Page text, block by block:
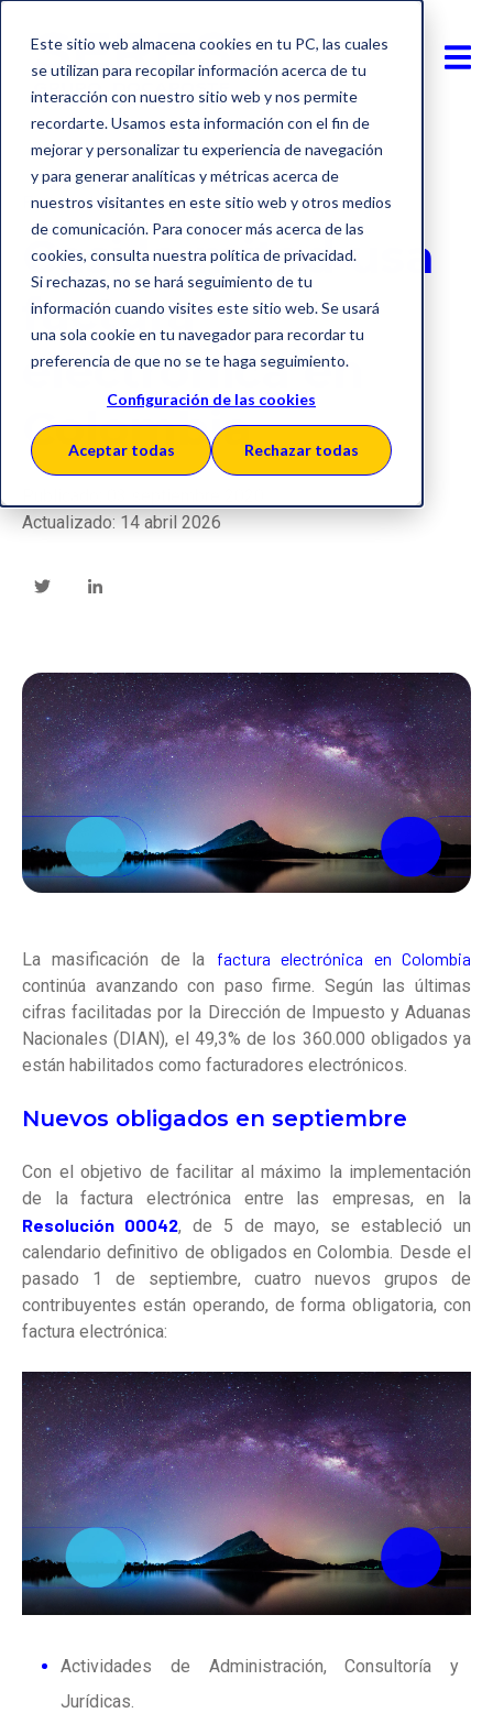
Este sitio web almacena cookies en tu PC, las cuales
se utilizan para recopilar información acerca de tu
interacción con nuestro sitio web y nos permite
recordarte. Usamos esta información con el fin de
mejorar y personalizar tu experiencia de navegación
y para generar analíticas y métricas acerca de
nuestros visitantes en este sitio web y otros medios
de comunicación. Para conocer más acerca de las
cookies, consulta nuestra política de privacidad.
Si rechazas, no se hará seguimiento de tu
información cuando visites este sitio web. Se usará
una sola cookie en tu navegador para recordar tu
preferencia de que no se te haga seguimiento.
Configuración de las cookies
Aceptar todas Rechazar todas
Factura electrónica
Casi la mitad usa
factura
electrónica en
Colombia
Actualizado: 14 abril 2026
La masificación de la factura electrónica en Colombia
continúa avanzando con paso firme. Según las últimas
cifras facilitadas por la Dirección de Impuesto y Aduanas
Nacionales (DIAN), el 49,3% de los 360.000 obligados ya
están habilitados como facturadores electrónicos.
Nuevos obligados en septiembre
Con el objetivo de facilitar al máximo la implementación
de la factura electrónica entre las empresas, en la
Resolución 00042, de 5 de mayo, se estableció un
calendario definitivo de obligados en Colombia. Desde el
pasado 1 de septiembre, cuatro nuevos grupos de
contribuyentes están operando, de forma obligatoria, con
factura electrónica:
Actividades de Administración, Consultoría y
Jurídicas.